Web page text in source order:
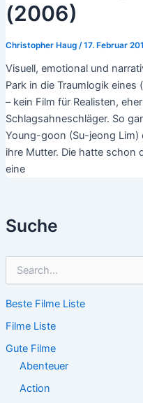
Suche
h
n
n
Beste Filme Liste
Filme Liste
Gute Filme
Abenteuer
Action
(2006)
Christopher Haug /17. Februar
Visuell, emotional und
Park in die Traumlogik
– kein Film für Realisten,
Schlagsahneschläger. So
Young-goon (Su-jeong
ihre Mutter. Die hatte schon
eine